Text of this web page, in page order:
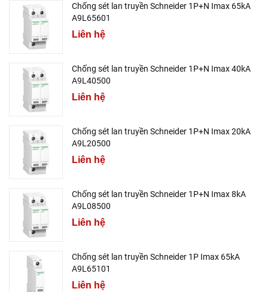
Chống sét lan truyền Schneider 1P+N Imax 65kA
A9L65601
Liên hệ
Chống sét lan truyền Schneider 1P+N Imax 40kA
A9L40500
Liên hệ
Chống sét lan truyền Schneider 1P+N Imax 20kA
A9L20500
Liên hệ
Chống sét lan truyền Schneider 1P+N Imax 8kA
A9L08500
Liên hệ
Chống sét lan truyền Schneider 1P Imax 65kA
A9L65101
Liên hệ